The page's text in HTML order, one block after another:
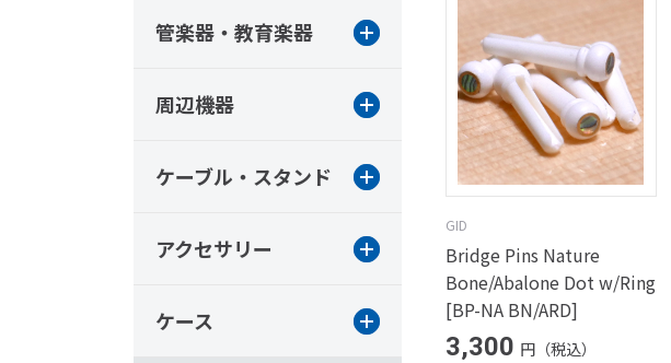
GID
Bridge Pins Nature
Bone/Abalone Dot w/Ring
[BP-NA BN/ARD]
3,300 円（税込）
管楽器・教育楽器
周辺機器
ケーブル・スタンド
アクセサリー
ケース